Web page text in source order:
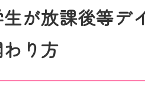
が放課後等デ
り方